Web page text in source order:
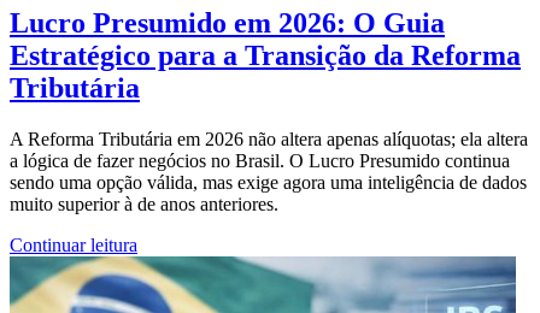
Lucro Presumido em 2026: O Guia
Estratégico para a Transição da Reforma
Tributária
A Reforma Tributária em 2026 não altera apenas alíquotas; ela altera
a lógica de fazer negócios no Brasil. O Lucro Presumido continua
sendo uma opção válida, mas exige agora uma inteligência de dados
muito superior à de anos anteriores.
Continuar leitura